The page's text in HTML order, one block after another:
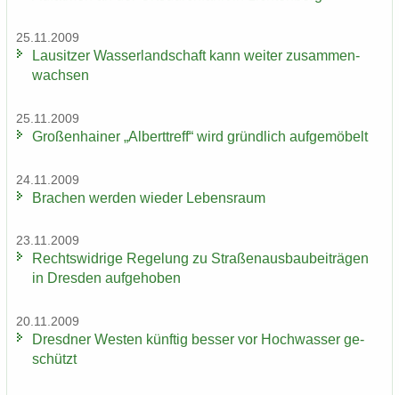
25.11.2009
Lau­sit­zer Was­ser­land­schaft kann wei­ter zu­sam­men­
wach­sen
25.11.2009
Gro­ßen­hai­ner „Al­bert­treff“ wird gründ­lich auf­ge­mö­belt
24.11.2009
Bra­chen wer­den wie­der Le­bens­raum
23.11.2009
Rechts­wid­ri­ge Re­ge­lung zu Stra­ßen­aus­bau­bei­trä­gen
in Dres­den auf­ge­ho­ben
20.11.2009
Dresd­ner Wes­ten künf­tig bes­ser vor Hoch­was­ser ge­
schützt